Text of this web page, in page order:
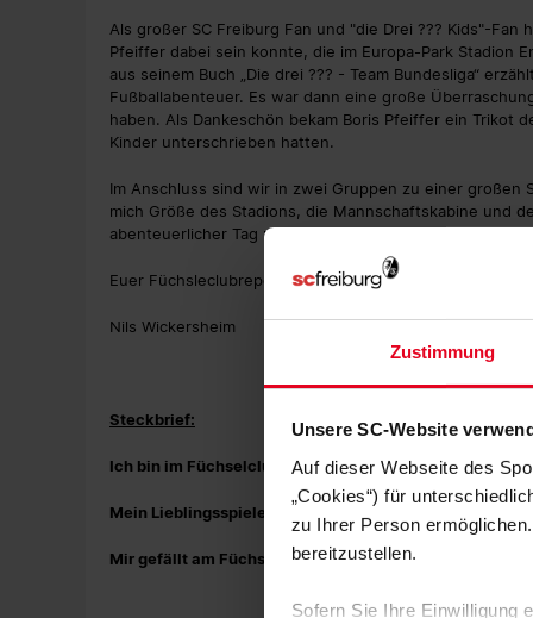
Zustimmung
Unsere SC-Website
Auf dieser Webseite des
„Cookies“) für
zu Ihrer Person
bereitzustellen.
Sofern Sie Ihre Einwilligung
Als großer SC Freiburg Fan und "die Drei ??? Kids"-
Pfeiffer dabei sein konnte, die im Europa-Park Stadion
aus seinem Buch „Die drei ??? - Team Bundesliga“
Fußballabenteuer. Es war dann eine große
haben. Als Dankeschön bekam Boris Pfeiffer ein Trikot
Kinder unterschrieben hatten.
Im Anschluss sind wir in zwei Gruppen zu einer
mich Größe des Stadions, die Mannschaftskabine und
abenteuerlicher Tag mit Boris Pfeiffer im SC-Stadion.
Euer Füchsleclubreporter
Nils Wickersheim
Steckbrief:
Ich bin im Füchselclub seit:Dezember 2020
Mein Lieblingsspieler beim SC ist: Nils Petersen
Mir gefällt am Füchselclub, dasses viele tolle